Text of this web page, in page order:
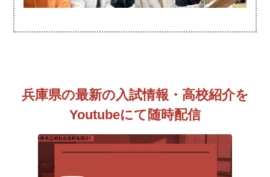
兵庫県の最新の入試情報・高校紹介を
Youtubeにて随時配信